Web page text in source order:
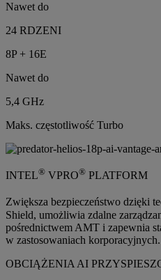
Nawet do
24 RDZENI
8P + 16E
Nawet do
5,4 GHz
Maks. częstotliwość Turbo
INTEL® VPRO® PLATFORM
Zwiększa bezpieczeństwo dzięki
Shield, umożliwia zdalne
pośrednictwem AMT i zapewnia
w zastosowaniach korporacyjnych.
OBCIĄŻENIA AI